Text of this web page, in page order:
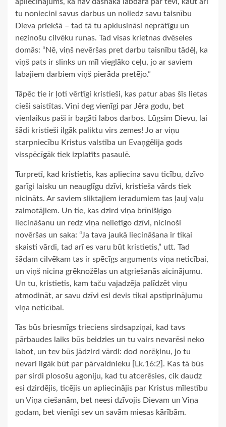
tu noniecini savus darbus un noliedz savu taisnību
Dieva priekšā – tad tā tu apklusināsi neprātīgu un
nezinošu cilvēku runas. Tad visas krietnas dvēseles
domās: “Nē, viņš nevēršas pret darbu taisnību tādēļ, ka
viņš pats ir slinks un mīl vieglāko ceļu, jo ar saviem
labajiem darbiem viņš pierāda pretējo.”
Tāpēc tie ir ļoti vērtīgi kristieši, kas patur abas šīs lietas
cieši saistītas. Viņi deg vienīgi par Jēra godu, bet
vienlaikus paši ir bagāti labos darbos. Lūgsim Dievu, lai
šādi kristieši ilgāk paliktu virs zemes! Jo ar viņu
starpniecību Kristus valstība un Evaņģēlija gods
visspēcīgāk tiek izplatīts pasaulē.
Turpretī, kad kristietis, kas apliecina savu ticību, dzīvo
garīgi laisku un neauglīgu dzīvi, kristieša vārds tiek
nicināts. Ar saviem sliktajiem ieradumiem tas ļauj vaļu
zaimotājiem. Un tie, kas dzird viņa brīnišķīgo
liecināšanu un redz viņa nelietīgo dzīvi, nicinoši
novēršas un saka: “Ja tava jaukā liecināšana ir tikai
skaisti vārdi, tad arī es varu būt kristietis,” utt. Tad
šādam cilvēkam tas ir spēcīgs arguments viņa neticībai,
un viņš nicina grēknožēlas un atgriešanās aicinājumu.
Un tu, kristietis, kam taču vajadzēja palīdzēt viņu
atmodināt, ar savu dzīvi esi devis tikai apstiprinājumu
viņa neticībai.
Tas būs briesmīgs trieciens sirdsapziņai, kad tavs
pārbaudes laiks būs beidzies un tu vairs nevarēsi neko
labot, un tev būs jādzird vārdi: dod norēķinu, jo tu
nevari ilgāk būt par pārvaldnieku [Lk.16:2]. Kas tā būs
par sirdi plosošu agoniju, kad tu atcerēsies, cik daudz
esi dzirdējis, ticējis un apliecinājis par Kristus mīlestību
un Viņa ciešanām, bet neesi dzīvojis Dievam un Viņa
godam, bet vienīgi sev un savām miesas kārībām.